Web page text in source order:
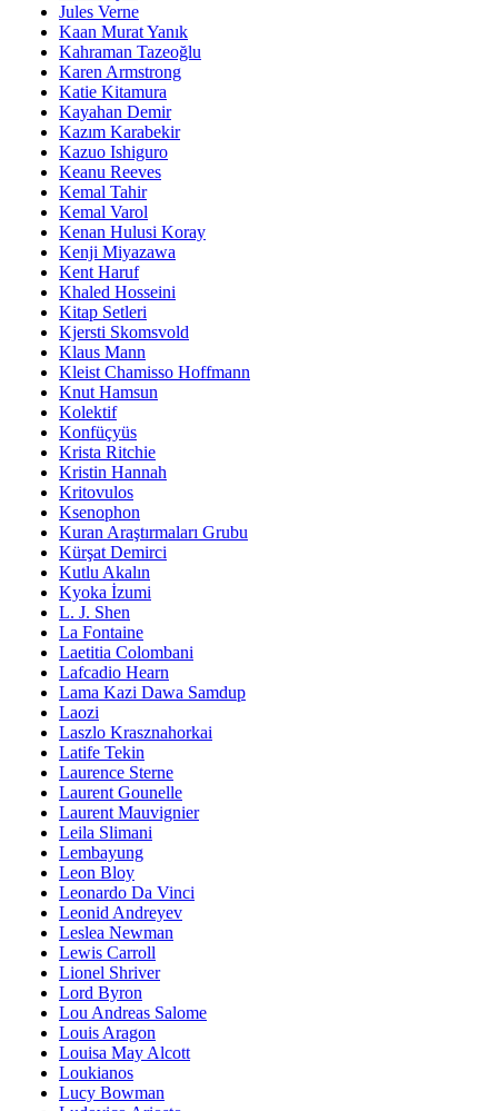
Jules Verne
Kaan Murat Yanık
Kahraman Tazeoğlu
Karen Armstrong
Katie Kitamura
Kayahan Demir
Kazım Karabekir
Kazuo Ishiguro
Keanu Reeves
Kemal Tahir
Kemal Varol
Kenan Hulusi Koray
Kenji Miyazawa
Kent Haruf
Khaled Hosseini
Kitap Setleri
Kjersti Skomsvold
Klaus Mann
Kleist Chamisso Hoffmann
Knut Hamsun
Kolektif
Konfüçyüs
Krista Ritchie
Kristin Hannah
Kritovulos
Ksenophon
Kuran Araştırmaları Grubu
Kürşat Demirci
Kutlu Akalın
Kyoka İzumi
L. J. Shen
La Fontaine
Laetitia Colombani
Lafcadio Hearn
Lama Kazi Dawa Samdup
Laozi
Laszlo Krasznahorkai
Latife Tekin
Laurence Sterne
Laurent Gounelle
Laurent Mauvignier
Leila Slimani
Lembayung
Leon Bloy
Leonardo Da Vinci
Leonid Andreyev
Leslea Newman
Lewis Carroll
Lionel Shriver
Lord Byron
Lou Andreas Salome
Louis Aragon
Louisa May Alcott
Loukianos
Lucy Bowman